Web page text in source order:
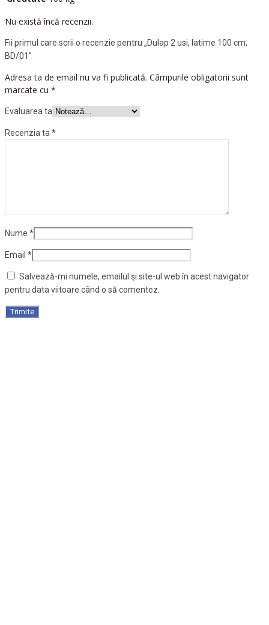
Nu există încă recenzii.
Fii primul care scrii o recenzie pentru „Dulap 2 usi, latime 100 cm,
BD/01”
Adresa ta de email nu va fi publicată. Câmpurile obligatorii sunt
marcate cu *
Evaluarea ta
Recenzia ta *
Nume *
Email *
Salvează-mi numele, emailul și site-ul web în acest navigator
pentru data viitoare când o să comentez.